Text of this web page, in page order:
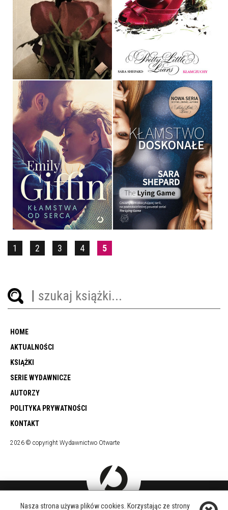
KWIATY OD ARTIEGO
BRIDGET ASHER
OPRAWA MIĘKKA
29,90 ZŁ
KŁAMCZUCHY
SARA SHEPARD
OPRAWA MIĘKKA
29,90 ZŁ
KŁAMSTWA OD SERCA
EMILY GIFFIN
44,99 ZŁ
KŁAMSTWO DOSKONAŁE
SARA SHEPARD
OPRAWA MIĘKKA
34,90 ZŁ
1 2 3 4 5
HOME
AKTUALNOŚCI
KSIĄŻKI
SERIE WYDAWNICZE
AUTORZY
POLITYKA PRYWATNOŚCI
KONTAKT
2026 © copyright Wydawnictwo Otwarte
DOŁĄCZ DO NAS
Nasza strona używa plików cookies. Korzystając ze strony